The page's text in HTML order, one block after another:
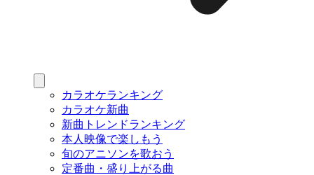
カラオケランキング
カラオケ新曲
新曲トレンドランキング
本人映像で楽しもう
旬のアニソンを歌おう
定番曲・盛り上がる曲